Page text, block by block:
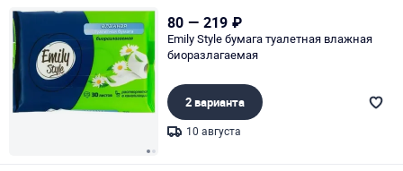
80 — 219 ₽
Emily Style бумага туалетная влажная
биоразлагаемая
2 варианта
10 августа